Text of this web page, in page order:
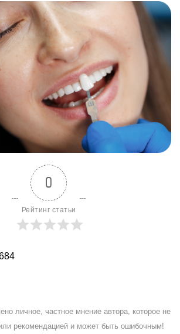
0
Рейтинг статьи
личное, частное мнение автора, которое не
рекомендацией и может быть ошибочным!